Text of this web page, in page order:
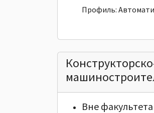
Профиль:
Вне факультета